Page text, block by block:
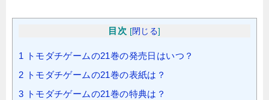
目次 [閉じる]
1 トモダチゲームの21巻の発売日はいつ？
2 トモダチゲームの21巻の表紙は？
3 トモダチゲームの21巻の特典は？